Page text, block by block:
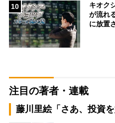
10
キオク
が流れ
に放置
注目の著者・連載
藤川里絵「さあ、投資を